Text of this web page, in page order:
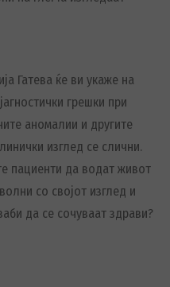
Гатева ќе ви укаже на
грешки при
аномалии и другите
изглед се слични.
пациенти да водат живот
со својот изглед и
да се сочуваат здрави?